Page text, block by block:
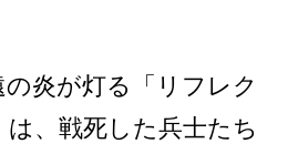
炎が灯る­「リフレク
、戦死した兵士たち